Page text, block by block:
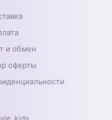
и обмен
оферты